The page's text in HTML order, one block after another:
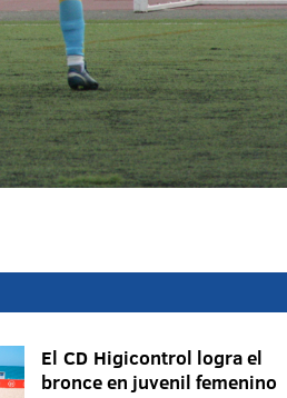
El CD Higicontrol logra el
bronce en juvenil femenino